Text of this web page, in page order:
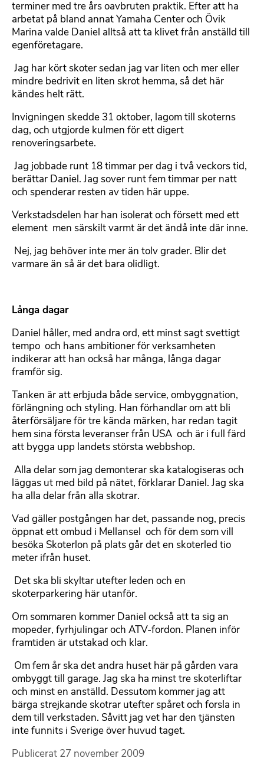
terminer med tre års oavbruten praktik. Efter att ha
arbetat på bland annat Yamaha Center och Övik
Marina valde Daniel alltså att ta klivet från anställd till
egenföretagare.
 Jag har kört skoter sedan jag var liten och mer eller
mindre bedrivit en liten skrot hemma, så det här
kändes helt rätt.
Invigningen skedde 31 oktober, lagom till skoterns
dag, och utgjorde kulmen för ett digert
renoveringsarbete.
 Jag jobbade runt 18 timmar per dag i två veckors tid,
berättar Daniel. Jag sover runt fem timmar per natt
och spenderar resten av tiden här uppe.
Verkstadsdelen har han isolerat och försett med ett
element  men särskilt varmt är det ändå inte där inne.
 Nej, jag behöver inte mer än tolv grader. Blir det
varmare än så är det bara olidligt.
Långa dagar
Daniel håller, med andra ord, ett minst sagt svettigt
tempo  och hans ambitioner för verksamheten
indikerar att han också har många, långa dagar
framför sig.
Tanken är att erbjuda både service, ombyggnation,
förlängning och styling. Han förhandlar om att bli
återförsäljare för tre kända märken, har redan tagit
hem sina första leveranser från USA  och är i full färd
att bygga upp landets största webbshop.
 Alla delar som jag demonterar ska katalogiseras och
läggas ut med bild på nätet, förklarar Daniel. Jag ska
ha alla delar från alla skotrar.
Vad gäller postgången har det, passande nog, precis
öppnat ett ombud i Mellansel  och för dem som vill
besöka Skoterlon på plats går det en skoterled tio
meter ifrån huset.
 Det ska bli skyltar utefter leden och en
skoterparkering här utanför.
Om sommaren kommer Daniel också att ta sig an
mopeder, fyrhjulingar och ATV-fordon. Planen inför
framtiden är utstakad och klar.
 Om fem år ska det andra huset här på gården vara
ombyggt till garage. Jag ska ha minst tre skoterliftar
och minst en anställd. Dessutom kommer jag att
bärga strejkande skotrar utefter spåret och forsla in
dem till verkstaden. Såvitt jag vet har den tjänsten
inte funnits i Sverige över huvud taget.
Publicerat 27 november 2009